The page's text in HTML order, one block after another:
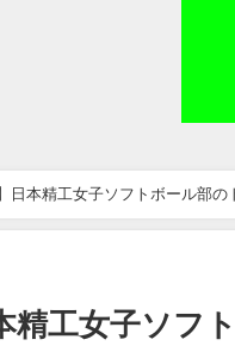
日本精工女子ソフトボール部の
精工女子ソフ